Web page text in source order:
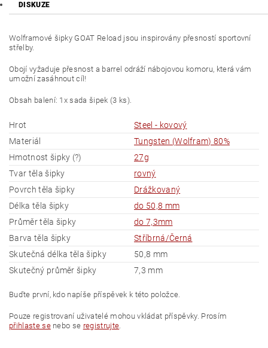
DISKUZE
Wolframové šipky GOAT Reload jsou inspirovány přesností sportovní
střelby.
Obojí vyžaduje přesnost a barrel odráží nábojovou komoru, která vám
umožní zasáhnout cíl!
Obsah balení: 1x sada šipek (3 ks).
Hrot
Steel - kovový
Materiál
Tungsten (Wolfram) 80%
Hmotnost šipky (?)
27g
Tvar těla šipky
rovný
Povrch těla šipky
Drážkovaný
Délka těla šipky
do 50,8 mm
Průměr těla šipky
do 7,3mm
Barva těla šipky
Stříbrná/Černá
Skutečná délka těla šipky
50,8 mm
Skutečný průměr šipky
7,3 mm
Buďte první, kdo napíše příspěvek k této položce.
Pouze registrovaní uživatelé mohou vkládat příspěvky. Prosím
přihlaste senebo se registrujte.